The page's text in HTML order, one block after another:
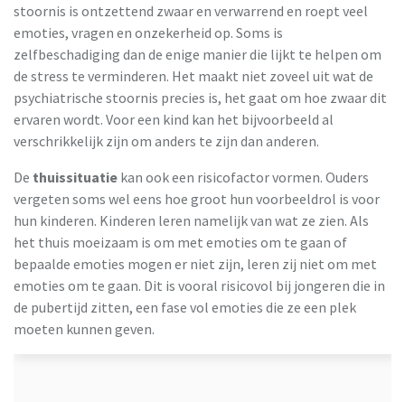
stoornis is ontzettend zwaar en verwarrend en roept veel
emoties, vragen en onzekerheid op. Soms is
zelfbeschadiging dan de enige manier die lijkt te helpen om
de stress te verminderen. Het maakt niet zoveel uit wat de
psychiatrische stoornis precies is, het gaat om hoe zwaar dit
ervaren wordt. Voor een kind kan het bijvoorbeeld al
verschrikkelijk zijn om anders te zijn dan anderen.
De thuissituatie kan ook een risicofactor vormen. Ouders
vergeten soms wel eens hoe groot hun voorbeeldrol is voor
hun kinderen. Kinderen leren namelijk van wat ze zien. Als
het thuis moeizaam is om met emoties om te gaan of
bepaalde emoties mogen er niet zijn, leren zij niet om met
emoties om te gaan. Dit is vooral risicovol bij jongeren die in
de pubertijd zitten, een fase vol emoties die ze een plek
moeten kunnen geven.